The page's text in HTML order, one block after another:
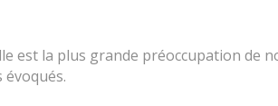
est la plus grande préoccupation de